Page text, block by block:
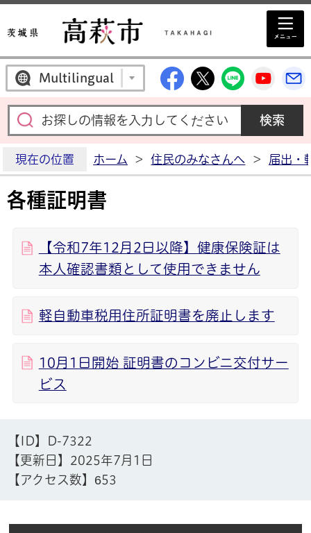
Multilingual 高萩市公式
高萩市公式X
高萩市
高
現在の位置 ホーム > 住民のみなさんへ > 届出・
各種証明書
【令和7年12月2日以降】健康保険証は
本人確認書類として使用できません
軽自動車税用住所証明書を廃止します
10月1日開始 証明書のコンビニ交付サー
ビス
【ID】
D-7322
【更新日】 2025年7月1日
【アクセス数】 653